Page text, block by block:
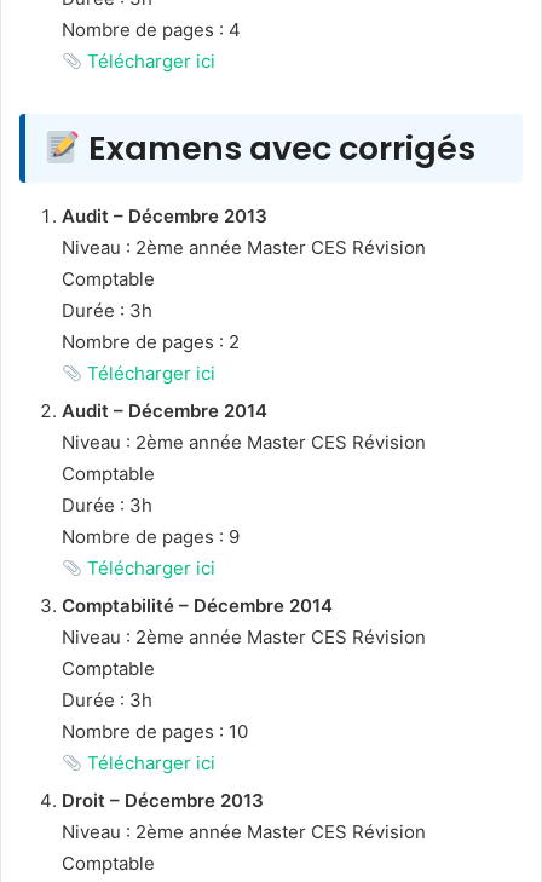
Nombre de pages : 4
Télécharger ici
Examens avec corrigés
Audit – Décembre 2013
Niveau : 2ème année Master CES Révision
Comptable
Durée : 3h
Nombre de pages : 2
Télécharger ici
Audit – Décembre 2014
Niveau : 2ème année Master CES Révision
Comptable
Durée : 3h
Nombre de pages : 9
Télécharger ici
Comptabilité – Décembre 2014
Niveau : 2ème année Master CES Révision
Comptable
Durée : 3h
Nombre de pages : 10
Télécharger ici
Droit – Décembre 2013
Niveau : 2ème année Master CES Révision
Comptable